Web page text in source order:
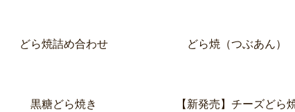
どら焼詰め合わせ どら焼（つぶあん）
黒糖どら焼き 【新発売】チーズどら